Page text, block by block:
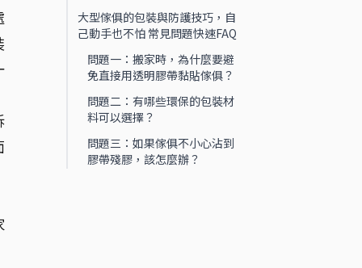
大型傢俱的包裝與防護技巧，自
己動手也不怕 常見問題快速FAQ
問題一：搬家時，為什麼要避
免直接用透明膠帶黏貼傢俱？
問題二：有哪些環保的包裝材
料可以選擇？
問題三：如果傢俱不小心沾到
膠帶殘膠，該怎麼辦？